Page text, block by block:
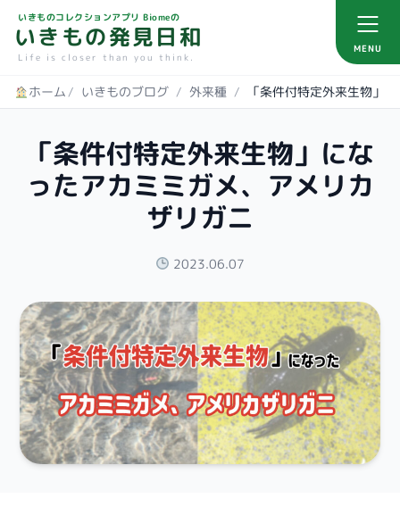
いきものコレクションアプリ Biomeの
いきもの発見日和
Life is closer than you think.
MENU
ホーム / いきものブログ / 外来種 /
「条件付特定外来生物」にな
ったアカミミガメ、アメリカ
ザリガニ
2023.06.07